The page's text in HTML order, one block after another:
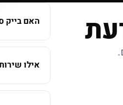
האם בייק
אילו